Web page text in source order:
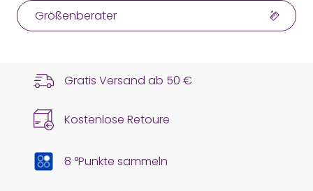
Größenberater
Gratis Versand ab 50 €
Kostenlose Retoure
8 °Punkte sammeln